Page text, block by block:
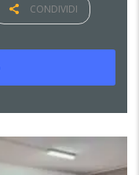
CONDIVIDI